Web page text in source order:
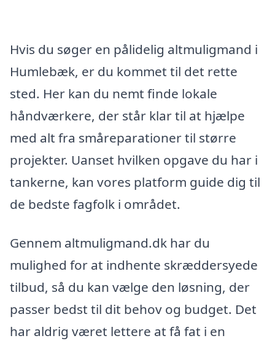
Hvis du søger en pålidelig altmuligmand i
Humlebæk, er du kommet til det rette
sted. Her kan du nemt finde lokale
håndværkere, der står klar til at hjælpe
med alt fra småreparationer til større
projekter. Uanset hvilken opgave du har i
tankerne, kan vores platform guide dig til
de bedste fagfolk i området.
Gennem altmuligmand.dk har du
mulighed for at indhente skræddersyede
tilbud, så du kan vælge den løsning, der
passer bedst til dit behov og budget. Det
har aldrig været lettere at få fat i en